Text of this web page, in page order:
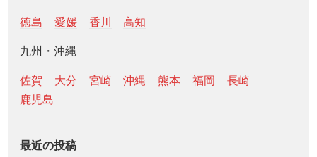
徳島 愛媛 香川 高知
九州・沖縄
佐賀 大分 宮崎 沖縄 熊本 福岡
長崎
鹿児島
最近の投稿